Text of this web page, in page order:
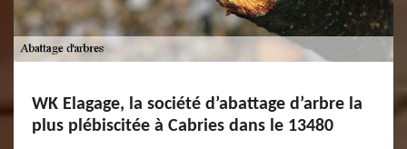
WK Elagage, la société d’abattage d’arbre la
plus plébiscitée à Cabries dans le 13480